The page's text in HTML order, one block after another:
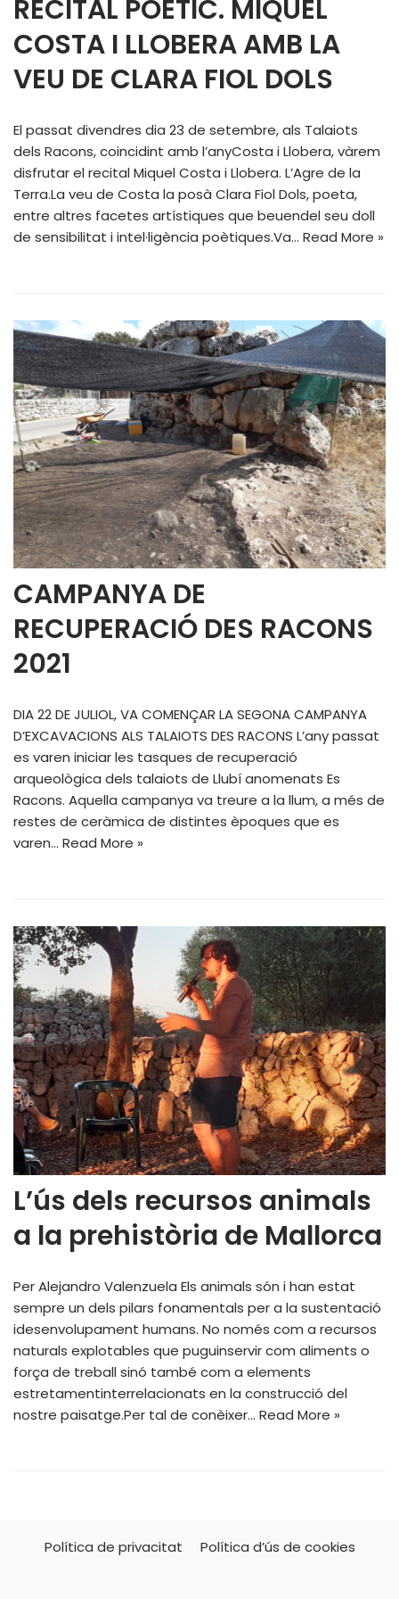
RECITAL POÈTIC. MIQUEL
COSTA I LLOBERA AMB LA
VEU DE CLARA FIOL DOLS
El passat divendres dia 23 de setembre, als Talaiots
dels Racons, coincidint amb l’anyCosta i Llobera, vàrem
disfrutar el recital Miquel Costa i Llobera. L’Agre de la
Terra.La veu de Costa la posà Clara Fiol Dols, poeta,
entre altres facetes artístiques que beuendel seu doll
de sensibilitat i intel·ligència poètiques.Va… Read More »
CAMPANYA DE
RECUPERACIÓ DES RACONS
2021
DIA 22 DE JULIOL, VA COMENÇAR LA SEGONA CAMPANYA
D’EXCAVACIONS ALS TALAIOTS DES RACONS L’any passat
es varen iniciar les tasques de recuperació
arqueològica dels talaiots de Llubí anomenats Es
Racons. Aquella campanya va treure a la llum, a més de
restes de ceràmica de distintes èpoques que es
varen… Read More »
L’ús dels recursos animals
a la prehistòria de Mallorca
Per Alejandro Valenzuela Els animals són i han estat
sempre un dels pilars fonamentals per a la sustentació
idesenvolupament humans. No només com a recursos
naturals explotables que puguinservir com aliments o
força de treball sinó també com a elements
estretamentinterrelacionats en la construcció del
nostre paisatge.Per tal de conèixer… Read More »
Política de privacitat Política d’ús de cookies